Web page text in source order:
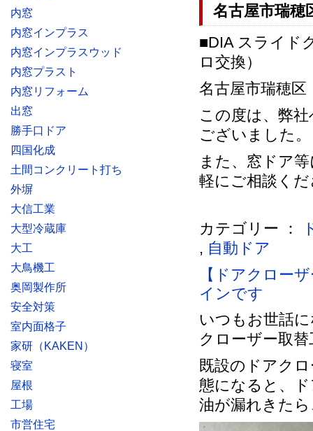
名古屋市瑞
■DIA スライド
ロ交換）
名古屋市瑞穂
この度は、弊
ございました。
また、窓ドア
軽にご相談く
カテゴリー ：
, 自動ドア
【ドアクロー
インです
いつもお世話
クローザー取
既設のドアク
態になると、
油が漏れきた
内窓
内窓インプラス
内窓インプラスウッド
内窓プラスト
内窓リフォーム
出窓
勝手口ドア
四国化成
土間コンクリート打ち
外塀
大信工業
大型冷蔵庫
大工
大鳥機工
奥岡製作所
安全対策
室内面格子
家研（KAKEN）
寝室
屋根
工場
市営住宅